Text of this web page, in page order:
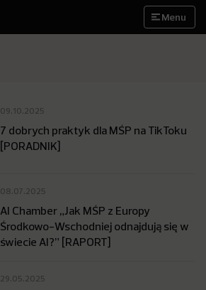
Menu
09.10.2025
7 dobrych praktyk dla MŚP na TikToku
[PORADNIK]
08.07.2025
AI Chamber „Jak MŚP z Europy
Środkowo-Wschodniej odnajdują się w
świecie AI?” [RAPORT]
29.05.2025